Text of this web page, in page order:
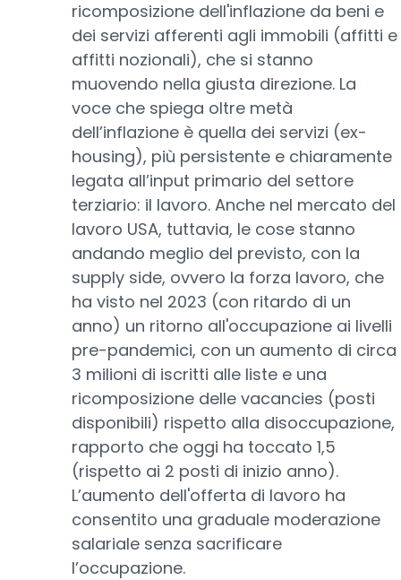
ricomposizione dell'inflazione da beni e
dei servizi afferenti agli immobili (affitti e
affitti nozionali), che si stanno
muovendo nella giusta direzione. La
voce che spiega oltre metà
dell’inflazione è quella dei servizi (ex-
housing), più persistente e chiaramente
legata all’input primario del settore
terziario: il lavoro. Anche nel mercato del
lavoro USA, tuttavia, le cose stanno
andando meglio del previsto, con la
supply side, ovvero la forza lavoro, che
ha visto nel 2023 (con ritardo di un
anno) un ritorno all'occupazione ai livelli
pre-pandemici, con un aumento di circa
3 milioni di iscritti alle liste e una
ricomposizione delle vacancies (posti
disponibili) rispetto alla disoccupazione,
rapporto che oggi ha toccato 1,5
(rispetto ai 2 posti di inizio anno).
L’aumento dell'offerta di lavoro ha
consentito una graduale moderazione
salariale senza sacrificare
l’occupazione.